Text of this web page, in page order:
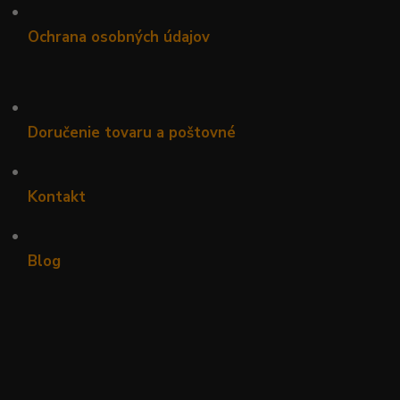
•
Ochrana osobných údajov
•
Doručenie tovaru a poštovné
•
Kontakt
•
Blog